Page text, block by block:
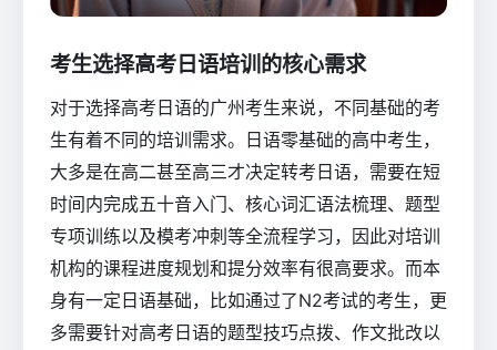
考生选择高考日语培训的核心需求
对于选择高考日语的广州考生来说，不同基础的考
生有着不同的培训需求。日语零基础的高中考生，
大多是在高二甚至高三才决定转考日语，需要在短
时间内完成五十音入门、核心词汇语法梳理、题型
专项训练以及模考冲刺等全流程学习，因此对培训
机构的课程进度规划和提分效率有很高要求。而本
身有一定日语基础，比如通过了N2考试的考生，更
多需要针对高考日语的题型技巧点拨、作文批改以